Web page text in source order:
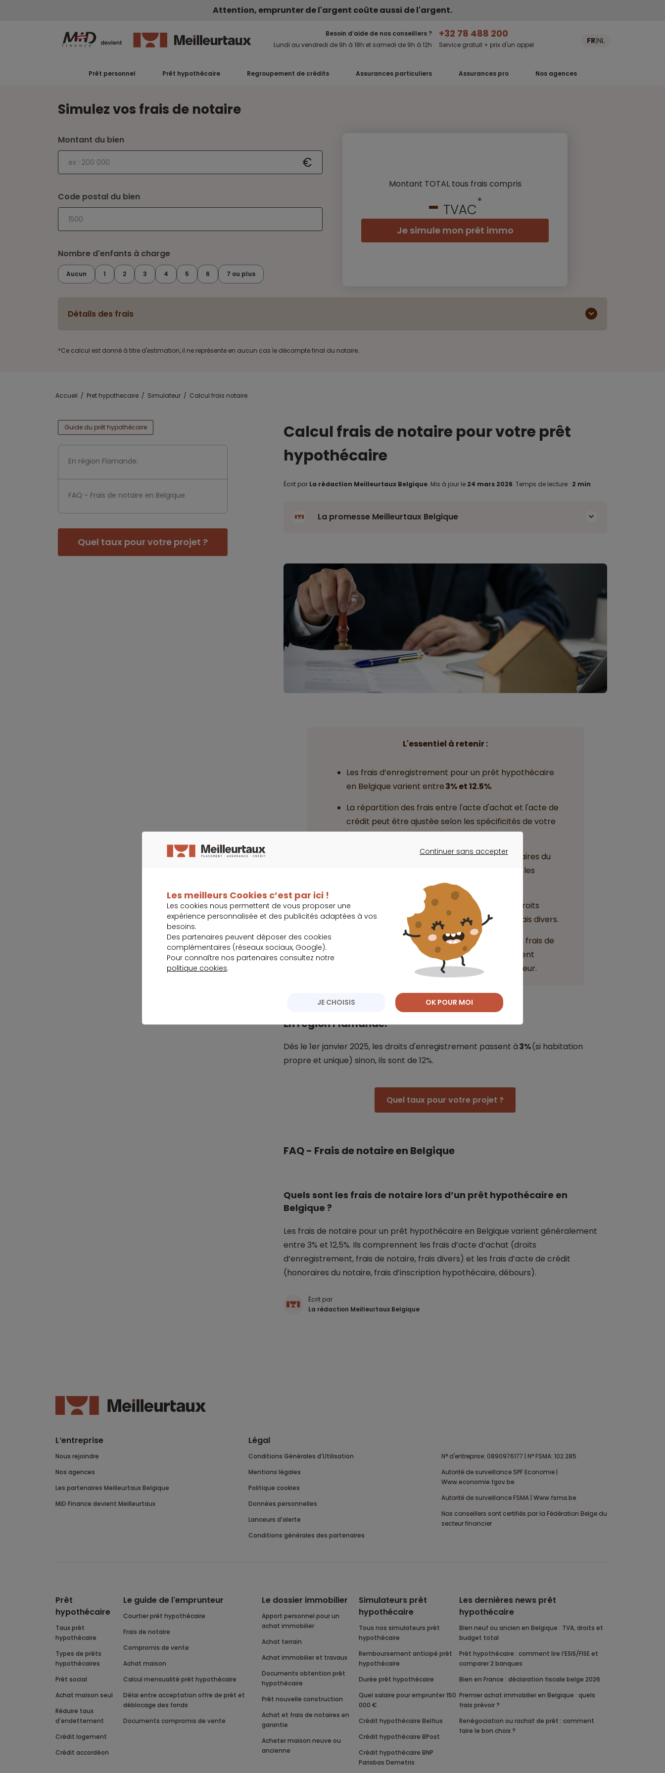
Attention, emprunter de l'argent coûte aussi de l'argent.
Besoin d’aide de nos conseillers ? +32 78 488 200
Lundi au vendredi de 9h à 18h et samedi de 9h à 12h Service gratuit + prix d'un appel FR NL
Prêt personnel Prêt hypothécaire Regroupement de crédits Assurances particuliers Assurances pro Nos agences
Simulez vos frais de notaire
Montant du bien
€
Code postal du bien
Nombre d'enfants à charge
Aucun 1 2 3 4 5 6 7 ou plus
Montant TOTAL tous frais compris
- TVAC*
Je simule mon prêt immo
Détails des frais
*Ce calcul est donné à titre d'estimation, il ne représente en aucun cas le décompte final du notaire..
Accueil Pret hypothecaire Simulateur Calcul frais notaire
Guide du prêt hypothécaire
En région Flamande:
FAQ - Frais de notaire en Belgique
Quel taux pour votre projet ?
Calcul frais de notaire pour votre prêt
hypothécaire
Écrit par La rédaction Meilleurtaux Belgique. Mis à jour le 24 mars 2026. Temps de lecture : 2 min
La promesse Meilleurtaux Belgique
L'essentiel à retenir :
Les frais d’enregistrement pour un prêt hypothécaire
en Belgique varient entre3% et 12.5%.
La répartition des frais entre l'acte d'achat et l'acte de
crédit peut être ajustée selon les spécificités de votre
situation.
frais d'acte de créditincluent les honoraires du
notaire, les frais d'inscription hypothécaire et les
Les
frais d'acte d'achat
comprennent les droits
d'enregistrement, les frais de notaire et les frais divers.
Des frais supplémentaires tels que la
, les frais de
mainlevée ou les honoraires du courtier peuvent
également s'ajouter à la charge de l'emprunteur.
En région Flamande:
Dés le 1er janvier 2025, les droits d'enregistrement passent à3%(si habitation
propre et unique) sinon, ils sont de 12%.
Quel taux pour votre projet ?
FAQ - Frais de notaire en Belgique
Quels sont les frais de notaire lors d’un prêt hypothécaire en
Belgique ?
Les frais de notaire pour un prêt hypothécaire en Belgique varient généralement
entre 3% et 12,5%. Ils comprennent les frais d’acte d’achat (droits
d’enregistrement, frais de notaire, frais divers) et les frais d’acte de crédit
(honoraires du notaire, frais d’inscription hypothécaire, débours).
Écrit par
La rédaction Meilleurtaux Belgique
L’entreprise
Nous rejoindre
Nos agences
Les partenaires Meilleurtaux Belgique
MiD Finance devient Meilleurtaux
Légal
Conditions Générales d'Utilisation
Mentions légales
Politique cookies
Données personnelles
Lanceurs d'alerte
Conditions générales des partenaires
N° d'entreprise: 0890976177 | N° FSMA: 102.285
Autorité de surveillance SPF Economie |
www.economie.fgov.be
Autorité de surveillance FSMA |
www.fsma.be
Nos conseillers sont certifiés par la Fédération Belge du
secteur financier
Prêt
hypothécaire
Taux prêt
hypothécaire
Types de prêts
hypothécaires
Prêt social
Achat maison seul
Réduire taux
d'endettement
Crédit logement
Crédit accordéon
Le guide de l'emprunteur
Courtier prêt hypothécaire
Frais de notaire
Compromis de vente
Achat maison
Calcul mensualité prêt hypothécaire
Délai entre acceptation offre de prêt et
déblocage des fonds
Documents compromis de vente
Le dossier immobilier
Apport personnel pour un
achat immobilier
Achat terrain
Achat immobilier et travaux
Documents obtention prêt
hypothécaire
Prêt nouvelle construction
Achat et frais de notaires en
garantie
Acheter maison neuve ou
ancienne
Simulateurs prêt
hypothécaire
Tous nos simulateurs prêt
hypothécaire
Remboursement anticipé prêt
hypothécaire
Durée prêt hypothécaire
Quel salaire pour emprunter 150
000 €
Crédit hypothécaire Belfius
Crédit hypothécaire BPost
Crédit hypothécaire BNP
Parisbas Demetris
Les dernières news prêt
hypothécaire
Bien neuf ou ancien en Belgique : TVA, droits et
budget total
Prêt hypothécaire : comment lire l’ESIS/FISE et
comparer 2 banques
Bien en France : déclaration fiscale belge 2026
Premier achat immobilier en Belgique : quels
frais prévoir ?
Renégociation ou rachat de prêt : comment
faire le bon choix ?
Continuer sans accepter
Les meilleurs Cookies c’est par ici !
Les cookies nous permettent de vous proposer une
expérience personnalisée et des publicités adaptées à vos
besoins.
Des partenaires peuvent déposer des cookies
complémentaires (réseaux sociaux, Google).
Pour connaître nos partenaires consultez notre
politique cookies.
JE CHOISIS OK POUR MOI